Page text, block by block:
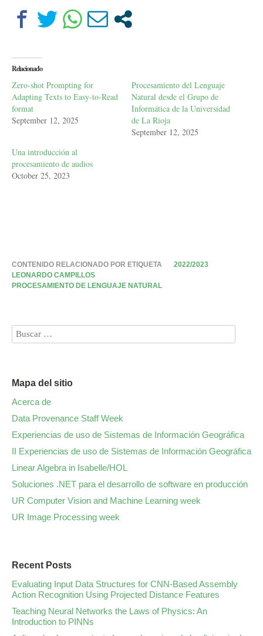
Relacionado
Zero-shot Prompting for
Adapting Texts to Easy-to-Read
format
September 12, 2025
Procesamiento del Lenguaje
Natural desde el Grupo de
Informática de la Universidad
de La Rioja
September 12, 2025
Una introducción al
procesamiento de audios
October 25, 2023
CONTENIDO RELACIONADO POR ETIQUETA
2022/2023
LEONARDO CAMPILLOS
PROCESAMIENTO DE LENGUAJE NATURAL
Mapa del sitio
Acerca de
Data Provenance Staff Week
Experiencias de uso de Sistemas de Información Geográfica
II Experiencias de uso de Sistemas de Información Geográfica
Linear Algebra in Isabelle/HOL
Soluciones .NET para el desarrollo de software en producción
UR Computer Vision and Machine Learning week
UR Image Processing week
Recent Posts
Evaluating Input Data Structures for CNN-Based Assembly
Action Recognition Using Projected Distance Features
Teaching Neural Networks the Laws of Physics: An
Introduction to PINNs